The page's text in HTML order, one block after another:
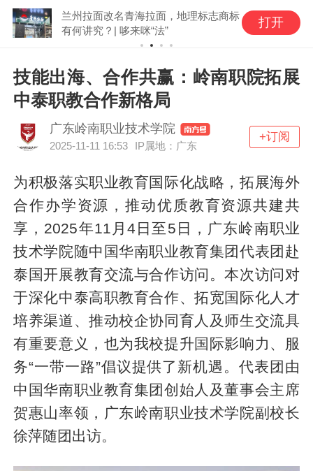
兰州拉面改名青海拉面，地理标志商标
有何讲究？| 哆来咪“法”
打开
技能出海、合作共赢：岭南职院拓展
中泰职教合作新格局
广东岭南职业技术学院
2025-11-11 16:53 IP属地：广东
+订阅
为积极落实职业教育国际化战略，拓展海外
合作办学资源，推动优质教育资源共建共
享，2025年11月4日至5日，广东岭南职业
技术学院随中国华南职业教育集团代表团赴
泰国开展教育交流与合作访问。本次访问对
于深化中泰高职教育合作、拓宽国际化人才
培养渠道、推动校企协同育人及师生交流具
有重要意义，也为我校提升国际影响力、服
务“一带一路”倡议提供了新机遇。代表团由
中国华南职业教育集团创始人及董事会主席
贺惠山率领，广东岭南职业技术学院副校长
徐萍随团出访。